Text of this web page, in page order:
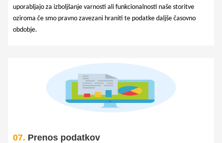
uporabljajo za izboljšanje varnosti ali funkcionalnosti naše storitve
oziroma če smo pravno zavezani hraniti te podatke daljše časovno
obdobje.
07. Prenos podatkov